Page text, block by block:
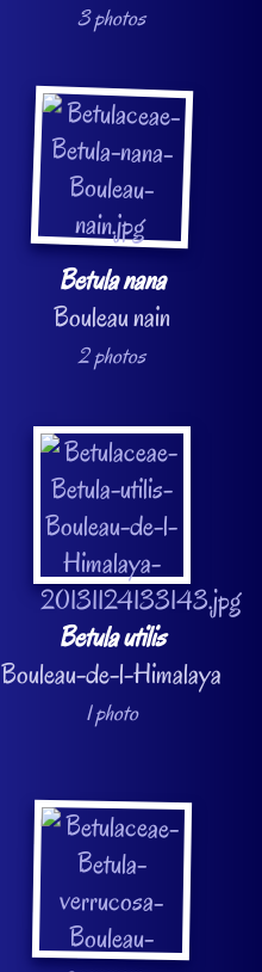
3 photos
Betula nana
Bouleau nain
2 photos
Betula utilis
Bouleau-de-l-Himalaya
1 photo